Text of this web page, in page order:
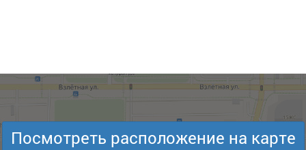
Посмотреть расположение на карте